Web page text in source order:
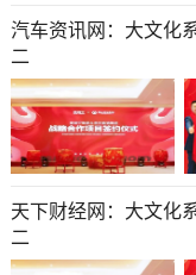
汽车资讯网：大文化
二
天下财经网：大文化
二